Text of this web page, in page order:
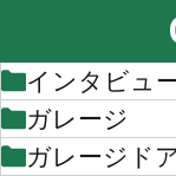
インタビュ
ガレージ
ガレージド